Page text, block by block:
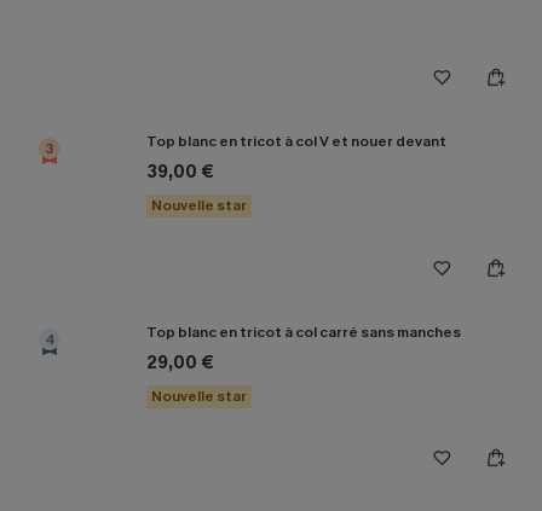
3 Top blanc en tricot à col V et nouer devant
39,00 €
Nouvelle star
4 Top blanc en tricot à col carré sans manches
29,00 €
Nouvelle star